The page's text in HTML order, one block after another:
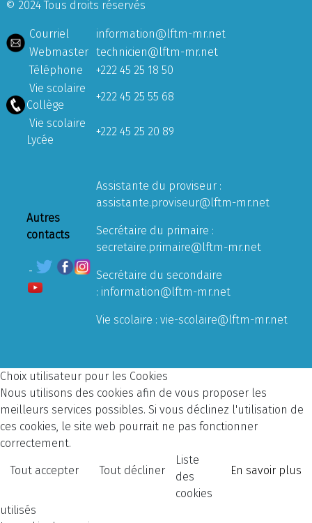
© 2024 Tous droits réservés
Courriel
information@lftm-mr.net
Webmaster technicien@lftm-mr.net
Téléphone
+222 45 25 18 50
Vie scolaire
Collège
+222 45 25 55 68
Vie scolaire
Lycée
+222 45 25 20 89
Autres
contacts
Assistante du proviseur :
assistante.proviseur@lftm-mr.net
Secrétaire du primaire :
secretaire.primaire@lftm-mr.net
Secrétaire du secondaire
: information@lftm-mr.net
Vie scolaire : vie-scolaire@lftm-mr.net
Choix utilisateur pour les Cookies
Nous utilisons des cookies afin de vous proposer les
meilleurs services possibles. Si vous déclinez l'utilisation de
ces cookies, le site web pourrait ne pas fonctionner
correctement.
Tout accepter Tout décliner En savoir plus
Liste
des
cookies
utilisés